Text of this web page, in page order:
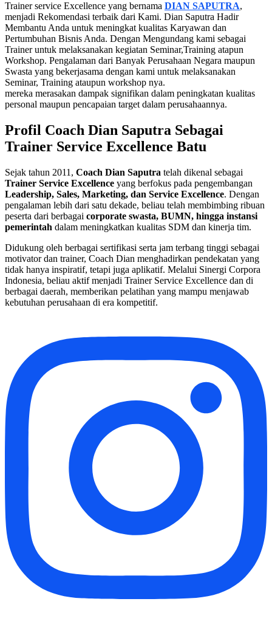
Trainer service Excellence yang bernama DIAN SAPUTRA,
menjadi Rekomendasi terbaik dari Kami. Dian Saputra Hadir
Membantu Anda untuk meningkat kualitas Karyawan dan
Pertumbuhan Bisnis Anda. Dengan Mengundang kami sebagai
Trainer untuk melaksanakan kegiatan Seminar,Training atapun
Workshop. Pengalaman dari Banyak Perusahaan Negara maupun
Swasta yang bekerjasama dengan kami untuk melaksanakan
Seminar, Training ataupun workshop nya.
mereka merasakan dampak signifikan dalam peningkatan kualitas
personal maupun pencapaian target dalam perusahaannya.
Profil Coach Dian Saputra Sebagai
Trainer Service Excellence Batu
Sejak tahun 2011, Coach Dian Saputra telah dikenal sebagai
Trainer Service Excellence yang berfokus pada pengembangan
Leadership, Sales, Marketing, dan Service Excellence. Dengan
pengalaman lebih dari satu dekade, beliau telah membimbing ribuan
peserta dari berbagai corporate swasta, BUMN, hingga instansi
pemerintah dalam meningkatkan kualitas SDM dan kinerja tim.
Didukung oleh berbagai sertifikasi serta jam terbang tinggi sebagai
motivator dan trainer, Coach Dian menghadirkan pendekatan yang
tidak hanya inspiratif, tetapi juga aplikatif. Melalui Sinergi Corpora
Indonesia, beliau aktif menjadi Trainer Service Excellence dan di
berbagai daerah, memberikan pelatihan yang mampu menjawab
kebutuhan perusahaan di era kompetitif.